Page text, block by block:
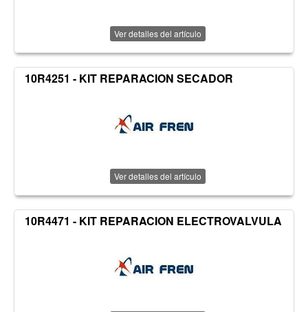
Ver detalles del artículo
10R4251 - KIT REPARACION SECADOR
Ver detalles del artículo
10R4471 - KIT REPARACION ELECTROVALVULA